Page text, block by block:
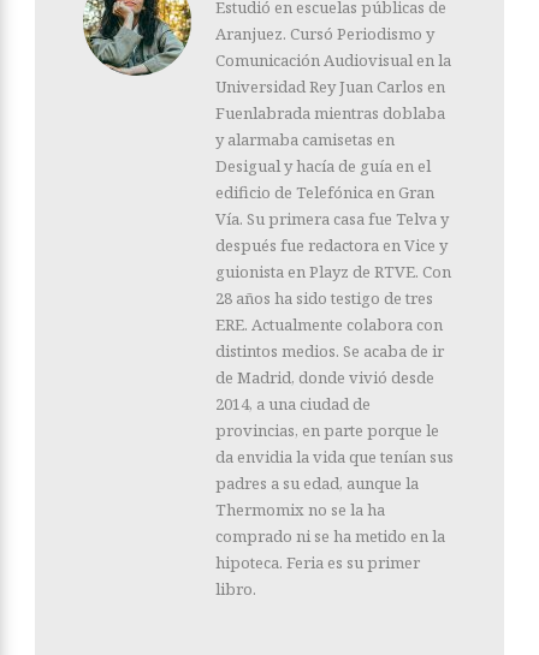
Estudió en escuelas públicas de
Aranjuez. Cursó Periodismo y
Comunicación Audiovisual en la
Universidad Rey Juan Carlos en
Fuenlabrada mientras doblaba
y alarmaba camisetas en
Desigual y hacía de guía en el
edificio de Telefónica en Gran
Vía. Su primera casa fue Telva y
después fue redactora en Vice y
guionista en Playz de RTVE. Con
28 años ha sido testigo de tres
ERE. Actualmente colabora con
distintos medios. Se acaba de ir
de Madrid, donde vivió desde
2014, a una ciudad de
provincias, en parte porque le
da envidia la vida que tenían sus
padres a su edad, aunque la
Thermomix no se la ha
comprado ni se ha metido en la
hipoteca. Feria es su primer
libro.